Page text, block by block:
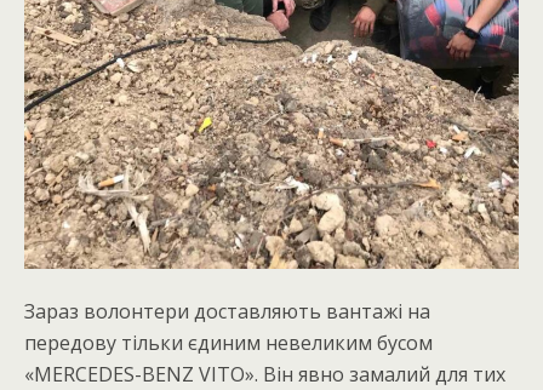
Зараз волонтери доставляють вантажі на
передову тільки єдиним невеликим бусом
«MERCEDES-BENZ VITO». Він явно замалий для тих